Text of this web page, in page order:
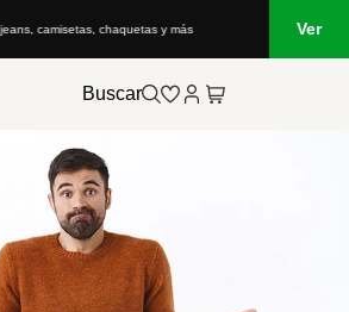
camisetas, chaquetas y más Ver
Buscar